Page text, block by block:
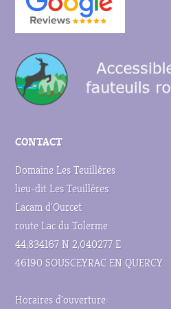
CONTACT
Domaine Les Teuillères
lieu-dit Les Teuillères
Lacam d'Ourcet
route Lac du Tolerme
44,834167 N 2,040277 E
46190 SOUSCEYRAC EN QUERCY
Horaires d'ouverture: